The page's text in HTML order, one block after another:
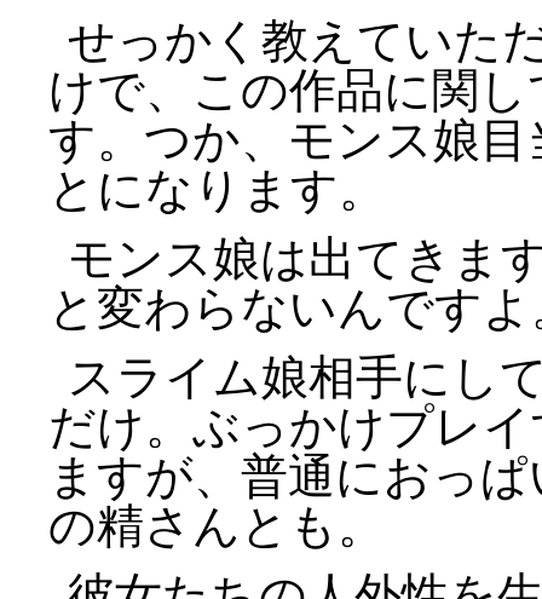
せっかく教えていた
けで、この作品に関
す。つか、モンス娘
とになります。
モンス娘は出てきま
と変わらないんですよ
スライム娘相手にし
だけ。ぶっかけプレ
ますが、普通におっ
の精さんとも。